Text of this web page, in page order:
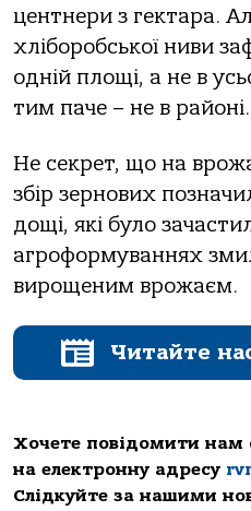
центнери з гектара.
хліборобської ниви
одній площі, а не в
тим паче – не в районі.
Не секрет, що на
збір зернових
дощі, які було
агроформуваннях
вирощеним врожаєм.
Читайте
Хочете повідомити нам
на електронну адресу
Слідкуйте за нашими